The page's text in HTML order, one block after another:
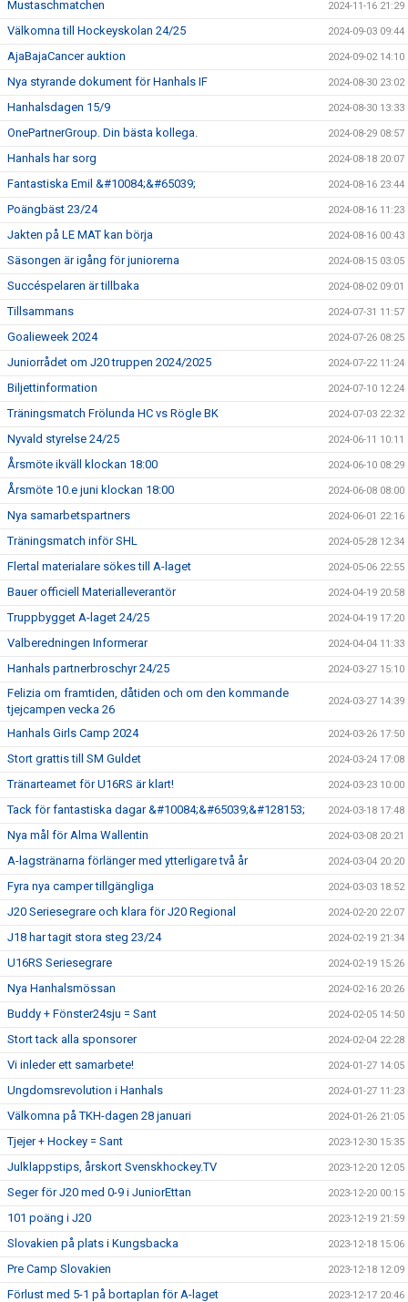
Mustaschmatchen 2024-11-16 21:29
Välkomna till Hockeyskolan 24/25 2024-09-03 09:44
AjaBajaCancer auktion 2024-09-02 14:10
Nya styrande dokument för Hanhals IF 2024-08-30 23:02
Hanhalsdagen 15/9 2024-08-30 13:33
OnePartnerGroup. Din bästa kollega. 2024-08-29 08:57
Hanhals har sorg 2024-08-18 20:07
Fantastiska Emil &#10084;&#65039; 2024-08-16 23:44
Poängbäst 23/24 2024-08-16 11:23
Jakten på LE MAT kan börja 2024-08-16 00:43
Säsongen är igång för juniorerna 2024-08-15 03:05
Succéspelaren är tillbaka 2024-08-02 09:01
Tillsammans 2024-07-31 11:57
Goalieweek 2024 2024-07-26 08:25
Juniorrådet om J20 truppen 2024/2025 2024-07-22 11:24
Biljettinformation 2024-07-10 12:24
Träningsmatch Frölunda HC vs Rögle BK 2024-07-03 22:32
Nyvald styrelse 24/25 2024-06-11 10:11
Årsmöte ikväll klockan 18:00 2024-06-10 08:29
Årsmöte 10.e juni klockan 18:00 2024-06-08 08:00
Nya samarbetspartners 2024-06-01 22:16
Träningsmatch inför SHL 2024-05-28 12:34
Flertal materialare sökes till A-laget 2024-05-06 22:55
Bauer officiell Materialleverantör 2024-04-19 20:58
Truppbygget A-laget 24/25 2024-04-19 17:20
Valberedningen Informerar 2024-04-04 11:33
Hanhals partnerbroschyr 24/25 2024-03-27 15:10
Felizia om framtiden, dåtiden och om den kommande
tjejcampen vecka 26
2024-03-27 14:39
Hanhals Girls Camp 2024 2024-03-26 17:50
Stort grattis till SM Guldet 2024-03-24 17:08
Tränarteamet för U16RS är klart! 2024-03-23 10:00
Tack för fantastiska dagar &#10084;&#65039;&#128153; 2024-03-18 17:48
Nya mål för Alma Wallentin 2024-03-08 20:21
A-lagstränarna förlänger med ytterligare två år 2024-03-04 20:20
Fyra nya camper tillgängliga 2024-03-03 18:52
J20 Seriesegrare och klara för J20 Regional 2024-02-20 22:07
J18 har tagit stora steg 23/24 2024-02-19 21:34
U16RS Seriesegrare 2024-02-19 15:26
Nya Hanhalsmössan 2024-02-16 20:26
Buddy + Fönster24sju = Sant 2024-02-05 14:50
Stort tack alla sponsorer 2024-02-04 22:28
Vi inleder ett samarbete! 2024-01-27 14:05
Ungdomsrevolution i Hanhals 2024-01-27 11:23
Välkomna på TKH-dagen 28 januari 2024-01-26 21:05
Tjejer + Hockey = Sant 2023-12-30 15:35
Julklappstips, årskort Svenskhockey.TV 2023-12-20 12:05
Seger för J20 med 0-9 i JuniorEttan 2023-12-20 00:15
101 poäng i J20 2023-12-19 21:59
Slovakien på plats i Kungsbacka 2023-12-18 15:06
Pre Camp Slovakien 2023-12-18 12:09
Förlust med 5-1 på bortaplan för A-laget 2023-12-17 20:46